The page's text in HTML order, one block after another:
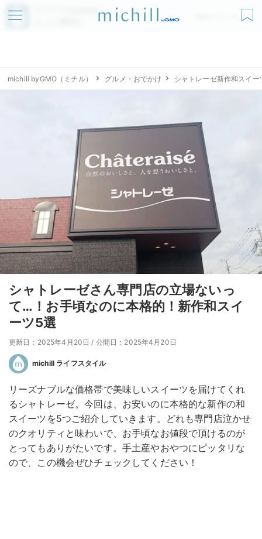
アプリでmichillが
無料ダウンロード
michill byGMO（ミチル） グルメ・おでかけ シャトレーゼ新作和スイー
シャトレーゼさん専門店の立場ないっ
て…！お手頃なのに本格的！新作和スイ
ーツ5選
更新日：2025年4月20日 / 公開日：2025年4月20日
michill ライフスタイル
リーズナブルな価格帯で美味しいスイーツを届けてくれ
るシャトレーゼ。今回は、お安いのに本格的な新作の和
スイーツを5つご紹介していきます。どれも専門店泣かせ
のクオリティと味わいで、お手頃なお値段で頂けるのが
とってもありがたいです。手土産やおやつにピッタリな
ので、この機会ぜひチェックしてください！